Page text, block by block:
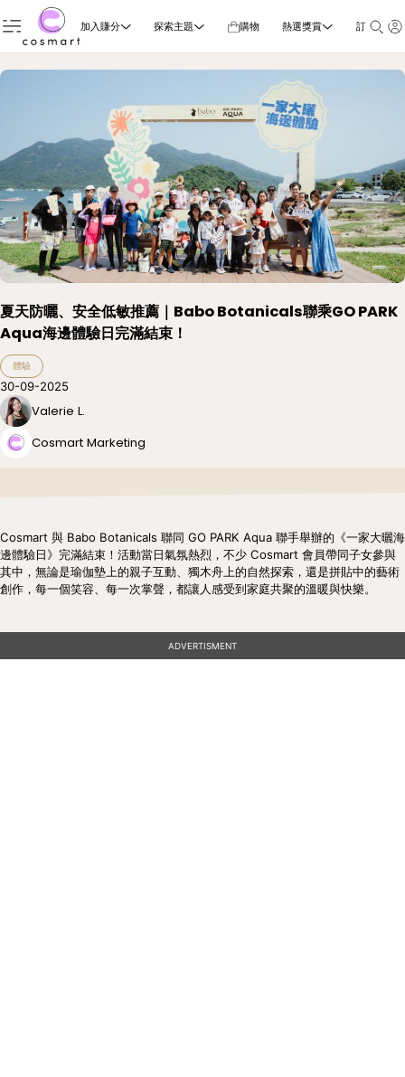
加入賺分 探索主題 購物 熱選獎賞 訂閱雜誌
夏天防曬、安全低敏推薦｜Babo Botanicals聯乘GO PARK
Aqua海邊體驗日完滿結束！
體驗
30-09-2025
Valerie L.
Cosmart Marketing
Cosmart 與 Babo Botanicals 聯同 GO PARK Aqua 聯手舉辦的《一家大曬海
邊體驗日》完滿結束！活動當日氣氛熱烈，不少 Cosmart 會員帶同子女參與
其中，無論是瑜伽墊上的親子互動、獨木舟上的自然探索，還是拼貼中的藝術
創作，每一個笑容、每一次掌聲，都讓人感受到家庭共聚的溫暖與快樂。
ADVERTISMENT